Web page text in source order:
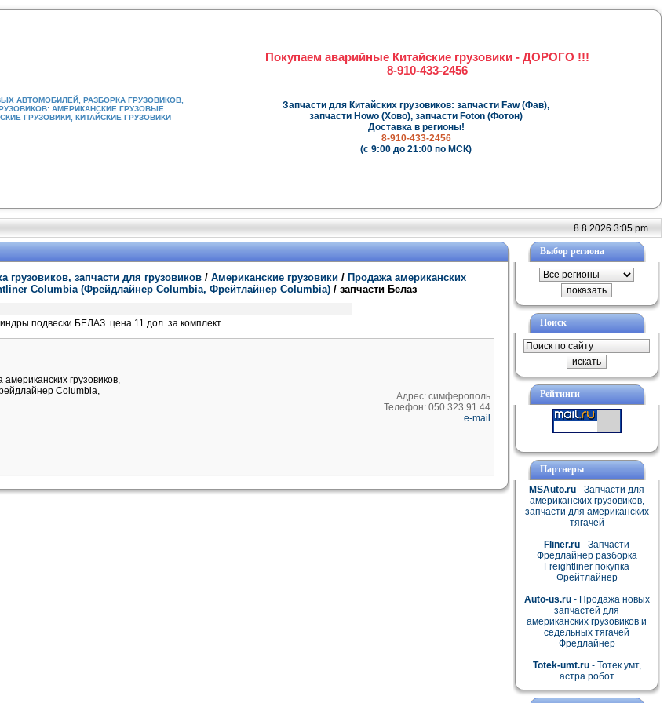
АВТОМОБИЛЕЙ, РАЗБОРКА ГРУЗОВИКОВ,
АМЕРИКАНСКИЕ ГРУЗОВЫЕ
ГРУЗОВИКИ, КИТАЙСКИЕ ГРУЗОВИКИ
Покупаем аварийные Китайские грузовики - ДОРОГО !!!
8-910-433-2456
Запчасти для Китайских грузовиков: запчасти Faw (Фав),
запчасти Howo (Хово), запчасти Foton (Фотон)
Доставка в регионы!
8-910-433-2456
(с 9:00 до 21:00 по МСК)
8.8.2026 3:05 pm.
грузовиков, запчасти для грузовиков / Американские грузовики / Продажа американских
Columbia (Фрейдлайнер Columbia, Фрейтлайнер Columbia) / запчасти Белаз
подвески БЕЛАЗ. цена 11 дол. за комплект
грузовиков,
Columbia,
Адрес: симферополь
Телефон: 050 323 91 44
e-mail
Выбор региона
Поиск
Рейтинги
Партнеры
MSAuto.ru - Запчасти для
американских грузовиков,
запчасти для американских
тягачей
Fliner.ru - Запчасти
Фредлайнер разборка
Freightliner покупка
Фрейтлайнер
Auto-us.ru- Продажа новых
запчастей для
американских грузовиков и
седельных тягачей
Фредлайнер
Totek-umt.ru- Тотек умт,
астра робот